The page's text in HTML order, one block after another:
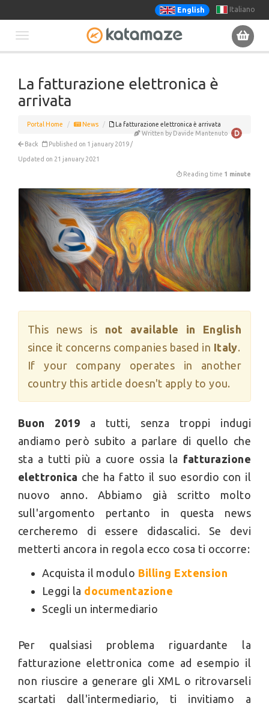
English Italiano
navigation
La fatturazione elettronica è
arrivata
Portal Home News
La fatturazione elettronica è arrivata
Written by Davide Mantenuto
Back
Published on 1 january 2019 /
Updated on 21 january 2021
Reading time 1 minute
This news is not available in English
since it concerns companies based in Italy.
If your company operates in another
country this article doesn't apply to you.
Buon 2019 a tutti, senza troppi indugi
andiamo però subito a parlare di quello che
sta a tutti più a cuore ossia la fatturazione
elettronica che ha fatto il suo esordio con il
nuovo anno. Abbiamo già scritto molto
sull'argomento pertanto in questa news
cercheremo di essere didascalici. Se devi
metterti ancora in regola ecco cosa ti occorre:
Acquista il modulo Billing Extension
Leggi la documentazione
Scegli un intermediario
Per qualsiasi problema riguardante la
fatturazione elettronica come ad esempio il
non riuscire a generare gli XML o ritrovarseli
scartati dall'intermediario, ti invitiamo a